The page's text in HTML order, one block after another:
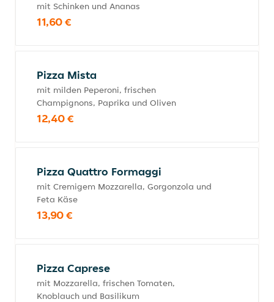
mit Schinken und Ananas
11,60 €
Pizza Mista
mit milden Peperoni, frischen
Champignons, Paprika und Oliven
12,40 €
Pizza Quattro Formaggi
mit Cremigem Mozzarella, Gorgonzola und
Feta Käse
13,90 €
Pizza Caprese
mit Mozzarella, frischen Tomaten,
Knoblauch und Basilikum